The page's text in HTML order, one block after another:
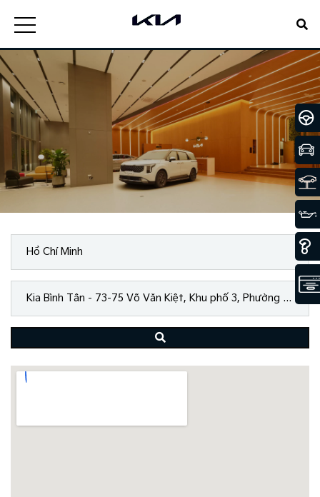
Hồ Chí Minh
Kia Bình Tân - 73-75 Võ Văn Kiệt, Khu phố 3, Phường An Lạc, Tp.Hồ Chí Minh